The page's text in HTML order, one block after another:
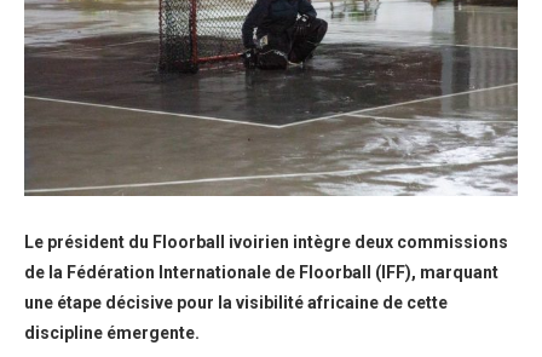
Le président du Floorball ivoirien intègre deux commissions
de la Fédération Internationale de Floorball (IFF), marquant
une étape décisive pour la visibilité africaine de cette
discipline émergente.